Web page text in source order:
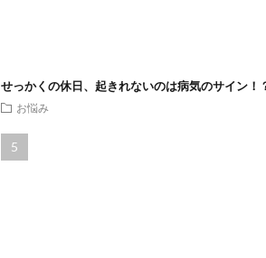
せっかくの休日、起きれないのは病気のサイン！
お悩み